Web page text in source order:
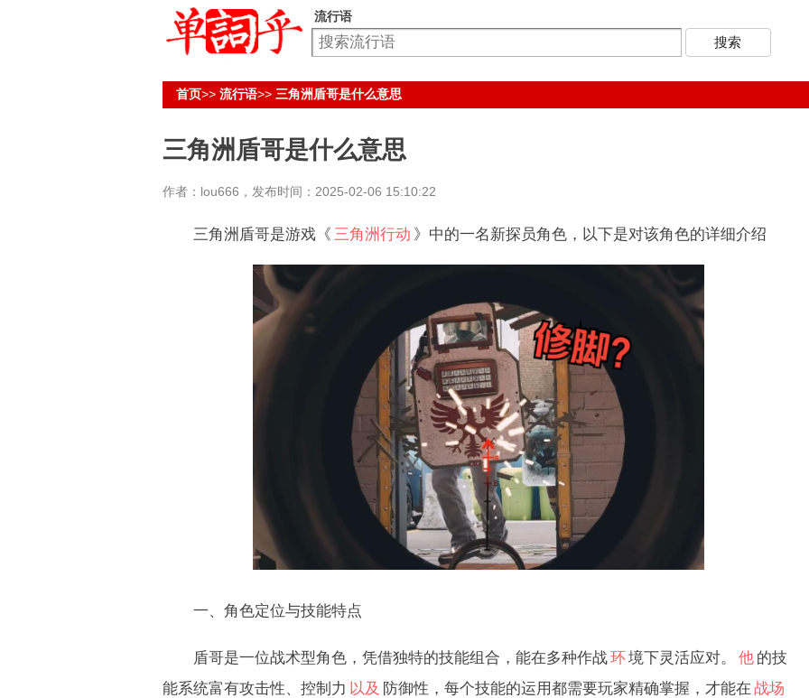
流行语
首页>> 流行语>> 三角洲盾哥是什么意思
三角洲盾哥是什么意思
作者：lou666，发布时间：2025-02-06 15:10:22
三角洲盾哥是游戏《 三角洲行动 》中的一名新探员角色，以下是对该角色的详细介绍
一、角色定位与技能特点
盾哥是一位战术型角色，凭借独特的技能组合，能在多种作战环境下灵活应对。 他 的技
能系统富有攻击性、控制力 以及 防御性，每个技能的运用都需要玩家精确掌握，才能在 战场